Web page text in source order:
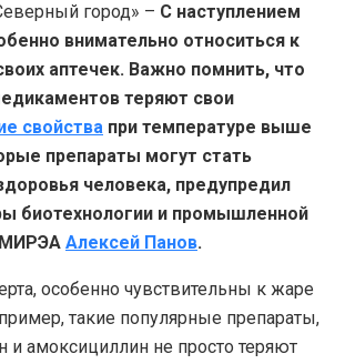
город» – С наступлением
внимательно относиться к
аптечек. Важно помнить, что
теряют свои
свойства при температуре выше
препараты могут стать
человека, предупредил
биотехнологии и промышленной
Алексей Панов.
особенно чувствительны к жаре
такие популярные препараты,
и амоксициллин не просто теряют